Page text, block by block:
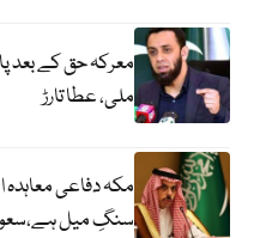
معرکہ حق کے بعد
ملی، عطا تارڑ
مکہ دفاعی معاہدہ
سنگِ میل